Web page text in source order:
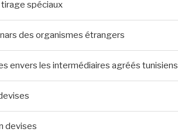
spéciaux
des organismes étrangers
envers les intermédiaires agréés tunisiens
devises